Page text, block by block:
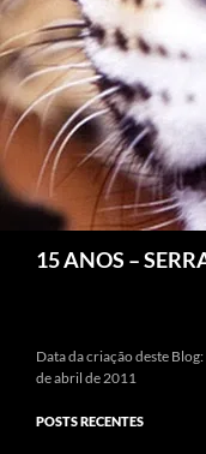
15 ANOS –
Data da criação deste
de abril de 2011
POSTS RECENTES